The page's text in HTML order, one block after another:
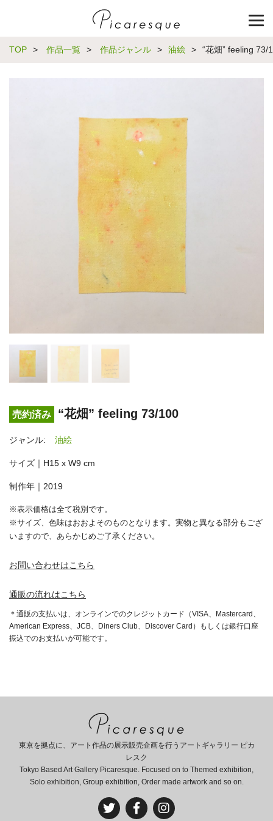
TOP > 作品一覧 > 作品ジャンル > 油絵 > “花畑” feeling 73/
売約済み “花畑” feeling 73/100
ジャンル: 油絵
サイズ｜H15 x W9 cm
制作年｜2019
※表示価格は全て税別です。
※サイズ、色味はおおよそのものとなります。実物と異なる部分もござ
いますので、あらかじめご了承ください。
お問い合わせはこちら
通販の流れはこちら
＊通販の支払いは、オンラインでのクレジットカード（VISA、Mastercard、
American Express、JCB、Diners Club、Discover Card）もしくは銀行口座
振込でのお支払いが可能です。
東京を拠点に、アート作品の展示販売企画を行うアートギャラリー ピカ
レスク
Tokyo Based Art Gallery Picaresque. Focused on to Themed exhibition,
Solo exhibition, Group exhibition, Order made artwork and so on.